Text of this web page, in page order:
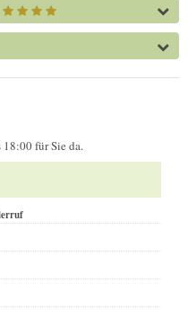
für Sie da.